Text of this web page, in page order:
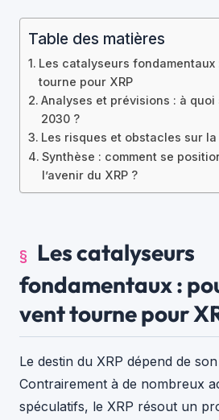
Table des matières
Les catalyseurs
tourne pour XRP
Analyses et prévisions : à quoi
2030 ?
Les risques et obstacles sur
Synthèse : comment se
l’avenir du XRP ?
Les catalyseurs
fondamentaux :
vent tourne pour
Le destin du XRP dépend de
Contrairement à de nombreux
spéculatifs, le XRP résout un